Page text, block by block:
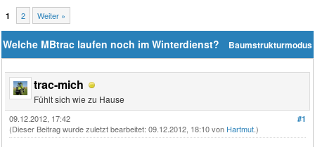
1 2 Weiter »
Baumstrukturmodus
Welche MBtrac laufen noch im Winterdienst?
trac-mich
Fühlt sich wie zu Hause
#1
09.12.2012, 17:42
(Dieser Beitrag wurde zuletzt bearbeitet: 09.12.2012, 18:10 von Hartmut.)